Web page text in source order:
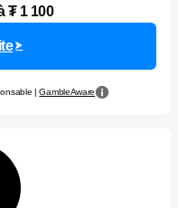
₮ 1 100
|GambleAware